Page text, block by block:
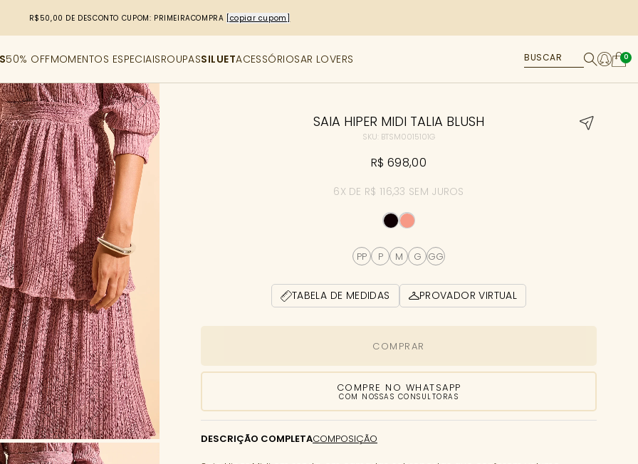
R$50,00 DE DESCONTO CUPOM: PRIMEIRACOMPRA [copiar cupom]
50% OFFMOMENTOS ESPECIAISROUPASSILUETACESSÓRIOSAR LOVERS 0
SAIA HIPER MIDI TALIA BLUSH
SKU: BTSM0015101G
R$ 698,00
6X DE R$ 116,33 SEM JUROS
PP P M G GG
TABELA DE MEDIDAS PROVADOR VIRTUAL
COMPRAR
COMPRE NO WHATSAPP
COM NOSSAS CONSULTORAS
DESCRIÇÃO COMPLETACOMPOSIÇÃO